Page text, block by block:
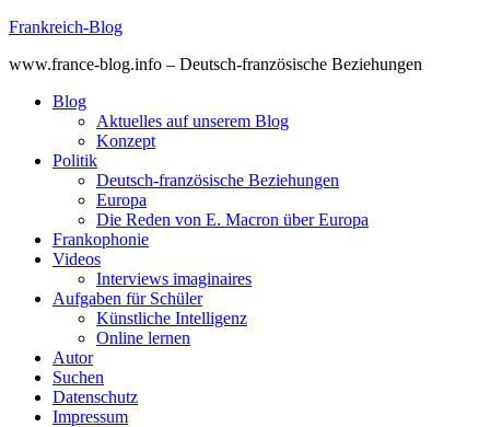
Skip
content
Frankreich-Blog
www.france-blog.info – Deutsch-französische Beziehungen
Blog
Aktuelles auf unserem Blog
Konzept
Politik
Deutsch-französische Beziehungen
Europa
Die Reden von E. Macron über Europa
Frankophonie
Videos
Interviews imaginaires
Aufgaben für Schüler
Künstliche Intelligenz
Online lernen
Autor
Suchen
Datenschutz
Impressum